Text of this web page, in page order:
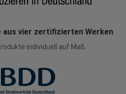
aus vier zertifizierten Werken
individuell auf Maß.